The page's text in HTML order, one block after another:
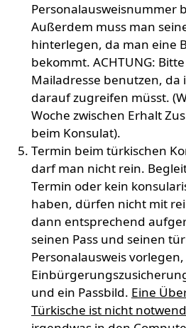
Personalausweisnummer
Außerdem muss man
hinterlegen, da man eine
bekommt. ACHTUNG:
Mailadresse benutzen, da
darauf zugreifen müsst.
Woche zwischen Erhalt
beim Konsulat).
Termin beim türkischen
darf man nicht rein.
Termin oder kein
haben, dürfen nicht mit
dann entsprechend
seinen Pass und seinen
Personalausweis
und ein Passbild. Eine
Türkische ist nicht